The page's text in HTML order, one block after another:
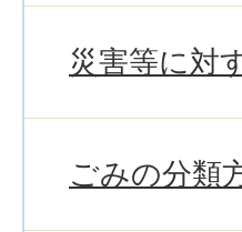
災害等に対
ごみの分類